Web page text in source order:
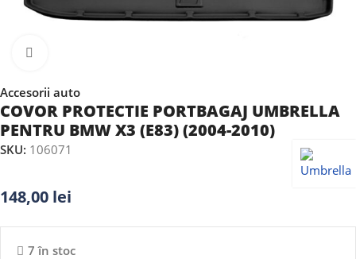
Accesorii auto
COVOR PROTECTIE PORTBAGAJ UMBRELLA
PENTRU BMW X3 (E83) (2004-2010)
SKU: 106071
148,00 lei
7 în stoc